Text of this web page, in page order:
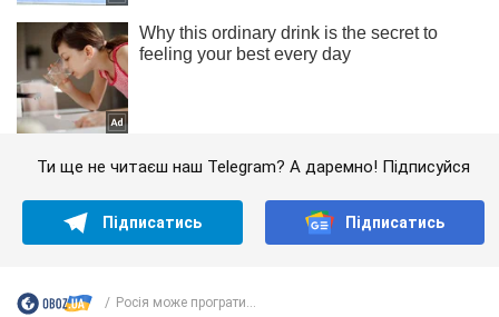
Ти ще не читаєш наш Telegram? А даремно! Підписуйся
Підписатись Підписатись
Росія може програти...